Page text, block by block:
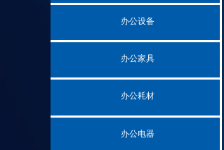
办公设备
办公家具
办公耗材
办公电器